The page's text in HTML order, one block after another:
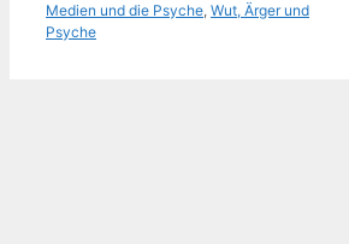
Medien und die Psyche, Wut, Ärger und
Psyche